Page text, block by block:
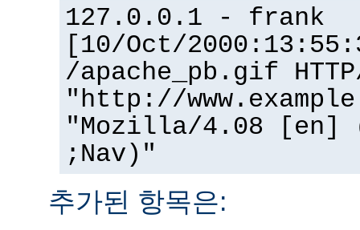
127.0.0.1 - frank
[10/Oct/
/apache_pb.gif
"http://
"Mozilla/4.08 [en]
;Nav)"
추가된 항목은: